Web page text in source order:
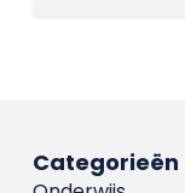
Categorieën